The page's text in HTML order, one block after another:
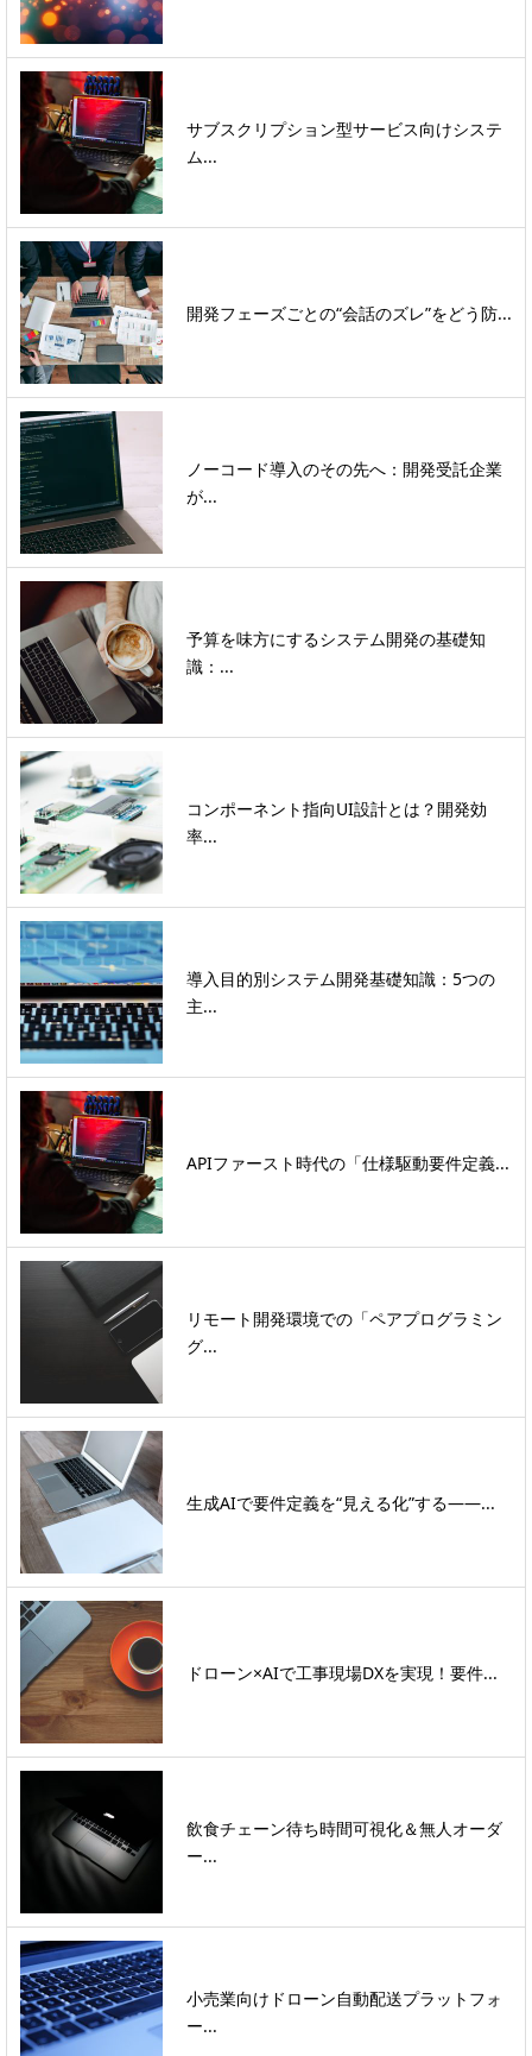
サブスクリプション型サービス向けシステ
ム...
開発フェーズごとの“会話のズレ”をどう防...
ノーコード導入のその先へ：開発受託企業
が...
予算を味方にするシステム開発の基礎知
識：...
コンポーネント指向UI設計とは？開発効
率...
導入目的別システム開発基礎知識：5つの
主...
APIファースト時代の「仕様駆動要件定義...
リモート開発環境での「ペアプログラミン
グ...
生成AIで要件定義を“見える化”する――...
ドローン×AIで工事現場DXを実現！要件...
飲食チェーン待ち時間可視化＆無人オーダ
ー...
小売業向けドローン自動配送プラットフォ
ー...